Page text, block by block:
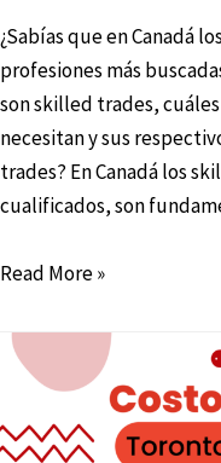
¿Sabías que en Canadá
profesiones más
son skilled trades,
necesitan y sus
trades? En Canadá los
cualificados, son
Read More »